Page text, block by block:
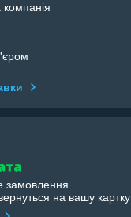
замовлення
на вашу картку